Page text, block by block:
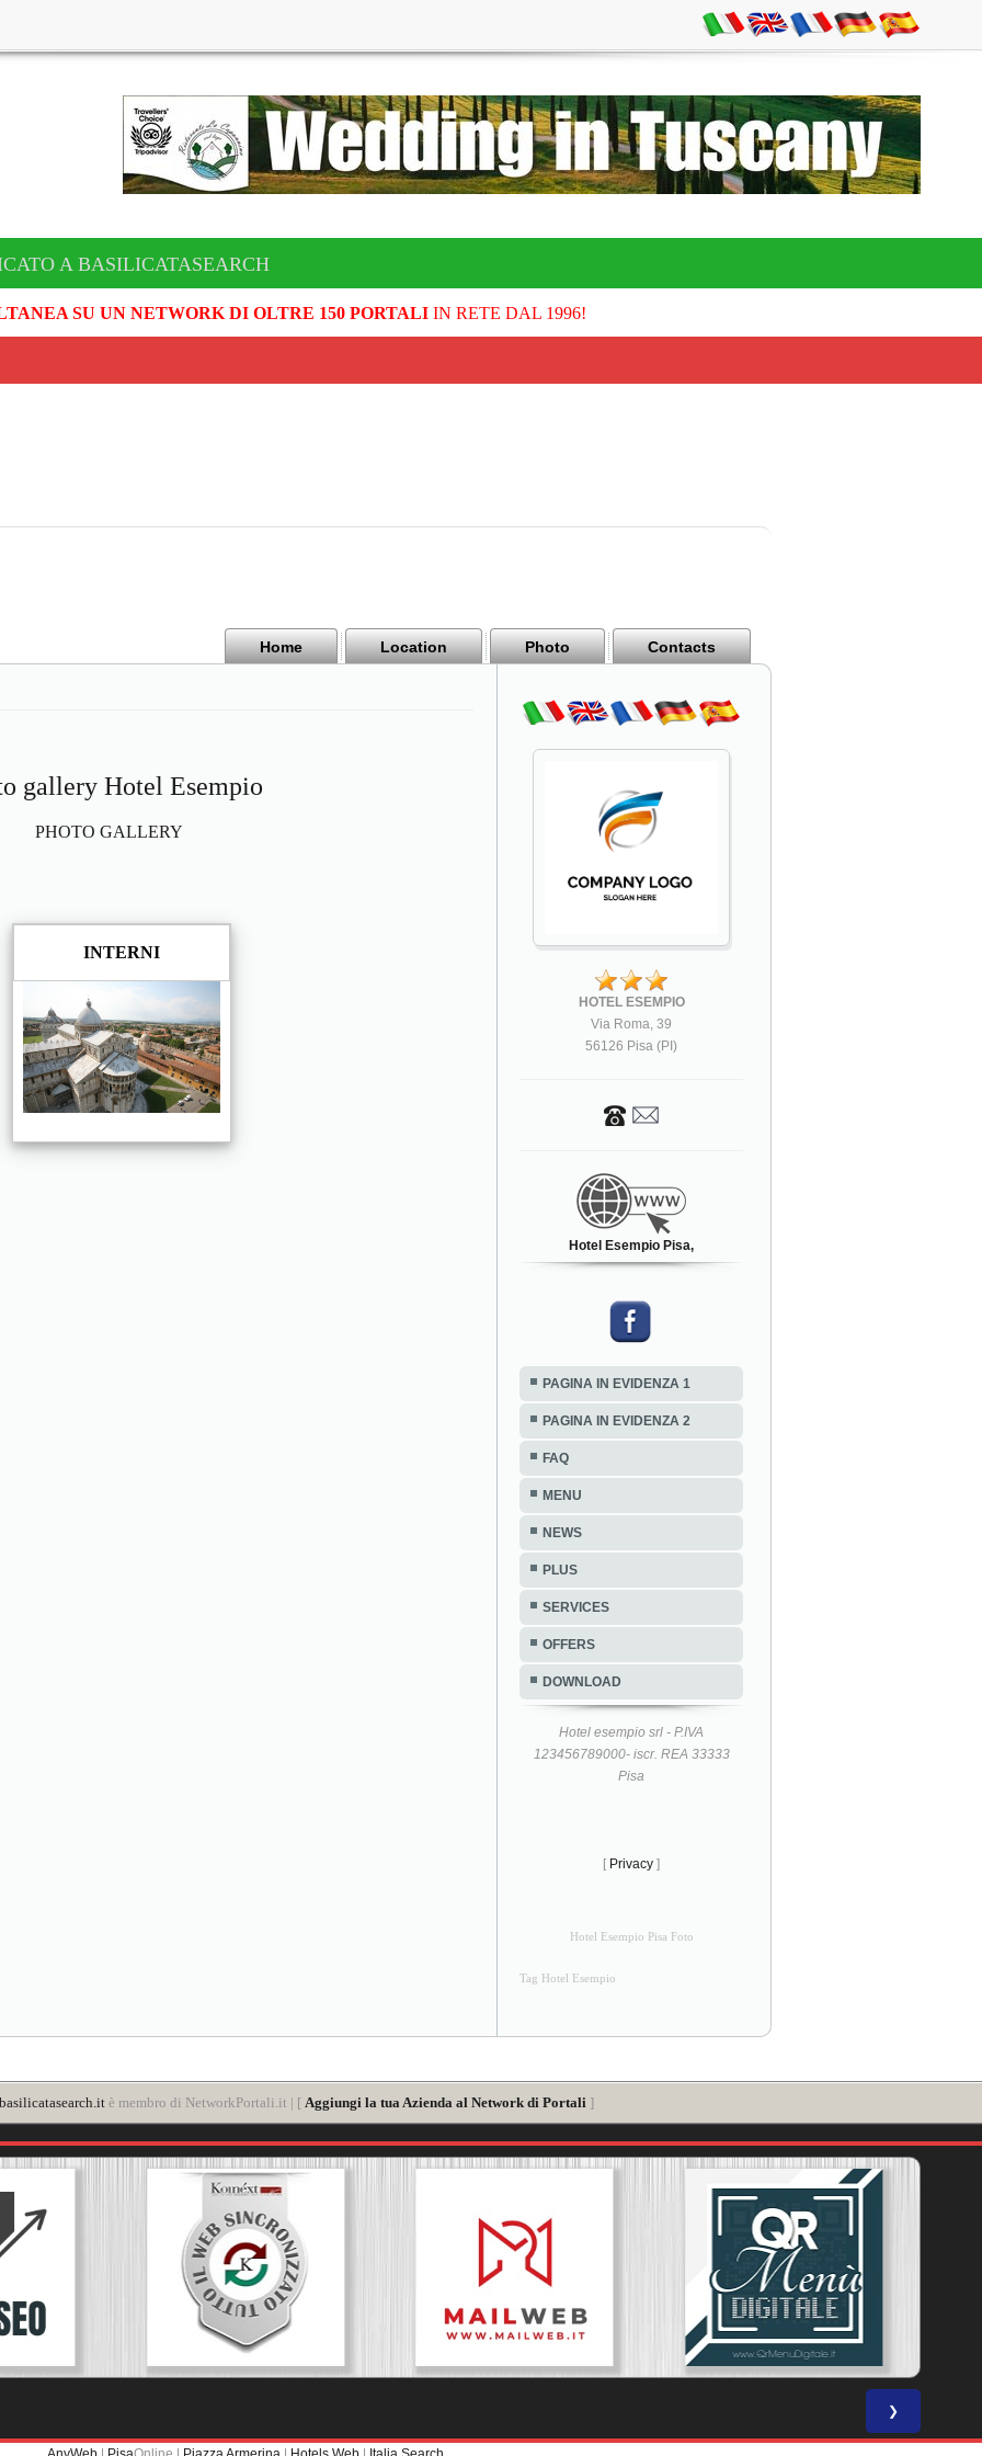
A BASILICATASEARCH
SU UN NETWORK DI OLTRE 150 PORTALIIN RETE DAL 1996!
Home Location Photo Contacts
gallery Hotel Esempio
PHOTO GALLERY
INTERNI
HOTEL ESEMPIO
Via Roma, 39
56126 Pisa (PI)
Hotel Esempio Pisa,
PAGINA IN EVIDENZA 1
PAGINA IN EVIDENZA 2
FAQ
MENU
NEWS
PLUS
SERVICES
OFFERS
DOWNLOAD
Hotel esempio srl - P.IVA
123456789000- iscr. REA 33333
Pisa
[ Privacy ]
Hotel Esempio Pisa Foto
Tag Hotel Esempio
è membro di NetworkPortali.it | [ Aggiungi la tua Azienda al Network di Portali ]
❯